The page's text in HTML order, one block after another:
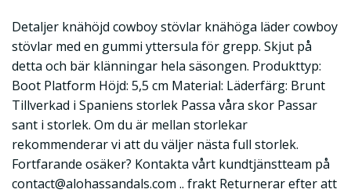
Detaljer knähöjd cowboy stövlar knähöga läder cowboy
stövlar med en gummi yttersula för grepp. Skjut på
detta och bär klänningar hela säsongen. Produkttyp:
Boot Platform Höjd: 5,5 cm Material: Läderfärg: Brunt
Tillverkad i Spaniens storlek Passa våra skor Passar
sant i storlek. Om du är mellan storlekar
rekommenderar vi att du väljer nästa full storlek.
Fortfarande osäker? Kontakta vårt kundtjänstteam på
contact@alohassandals.com .. frakt Returnerar efter att